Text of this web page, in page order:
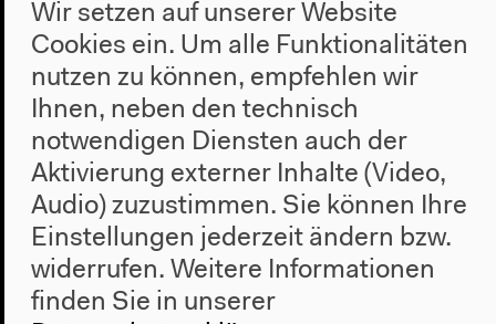
2022
Das Neue Alphabet
Das Anthropozän am HKW
Haus
Über uns
Architektur
Geschichte
Besuch
Wir setzen auf unserer Website
Cookies ein. Um alle Funktionalitäten
nutzen zu können, empfehlen wir
Ihnen, neben den technisch
notwendigen Diensten auch der
Aktivierung externer Inhalte (Video,
Audio) zuzustimmen. Sie können Ihre
Einstellungen jederzeit ändern bzw.
widerrufen. Weitere Informationen
finden Sie in unserer